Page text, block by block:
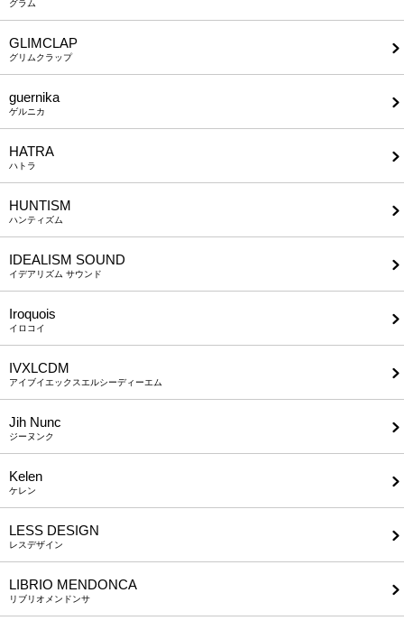
グラム
GLIMCLAP
グリムクラップ
guernika
ゲルニカ
HATRA
ハトラ
HUNTISM
ハンティズム
IDEALISM SOUND
イデアリズム サウンド
Iroquois
イロコイ
IVXLCDM
アイブイエックスエルシーディーエム
Jih Nunc
ジーヌンク
Kelen
ケレン
LESS DESIGN
レスデザイン
LIBRIO MENDONCA
リブリオメンドンサ